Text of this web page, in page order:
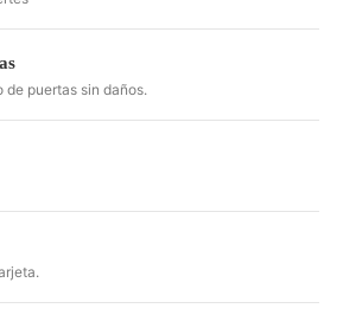
de puertas sin daños.